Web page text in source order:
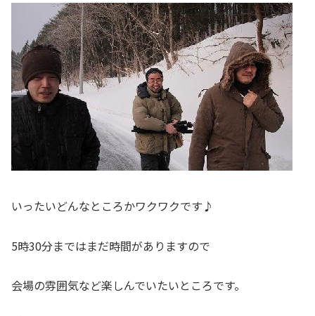
いったいどんなところかワクワクです♪
5時30分まではまだ時間がありますので
会場の雰囲気など楽しんでいたいところです。